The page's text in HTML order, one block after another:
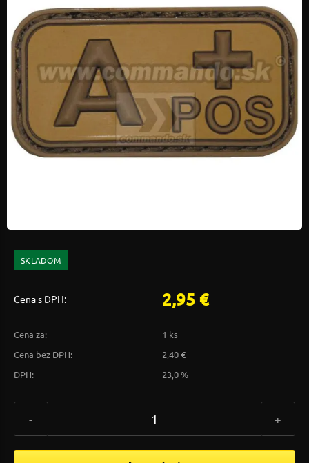
SKLADOM
Cena s DPH: 2,95 €
Cena za:
1 ks
Cena bez DPH:
2,40 €
DPH:
23,0 %
- +